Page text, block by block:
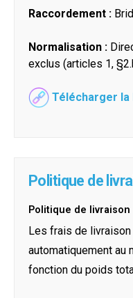
Raccordement :
Normalisation :
exclus (articles 1,
Télécharger la
Politique de
Politique de livraison
Les frais de
automatiquement au
fonction du poids